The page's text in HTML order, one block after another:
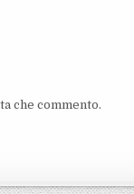
che commento.